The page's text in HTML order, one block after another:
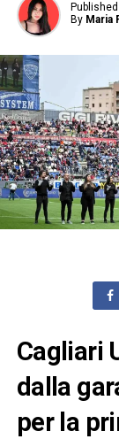
Published
By Maria
Cagliari
dalla
per la